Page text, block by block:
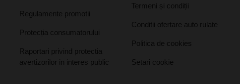
Regulamente promotii
Protecția consumatorului
Raportari privind protectia
avertizorilor in interes public
Termeni și condiții
Conditii ofertare auto rulate
Politica de cookies
Setari cookie